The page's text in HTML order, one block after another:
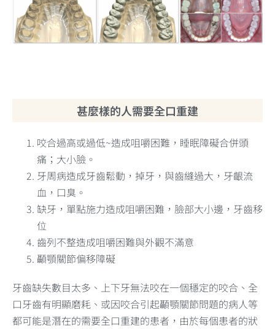
甚麼樣的人需要全口重建
咬合過高或過低~造成咀嚼困難，睡眠障礙合併頭
痛；大小臉。
牙周病造成牙齒鬆動，掉牙，與齒縫過大，牙齦流
血，口臭。
缺牙，單點施力造成咀嚼困難，臉部大小邊，牙齒移
位
齒列不整造成咀嚼困難與外觀不滿意
顳顎關節偏移障礙
牙齒缺失數目太多、上下牙無法咬在一個穩定的咬合、全
口牙齒有明顯磨耗、或因咬合引起顳顎關節問題的病人等
都可能是潛在的需要全口重建的患者，由於每個患者的狀